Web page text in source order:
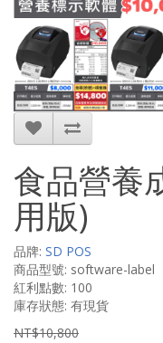
食品營養
用版)
品牌: SD POS
商品型號: software-label
紅利點數: 100
庫存狀態: 有現貨
NT$10,800